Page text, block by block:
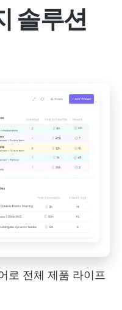
솔루션
로 전체 제품 라이프